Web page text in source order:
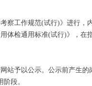
工作规范(试行)》进行，
体检通用标准(试行)》，在
予以公示。公示前产生的
段。